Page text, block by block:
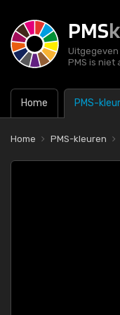
PMS
Uitgegeven
PMS is niet
Home PMS-
Home PMS-kleuren